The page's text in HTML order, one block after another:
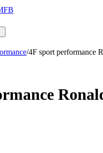
/4F sport performance